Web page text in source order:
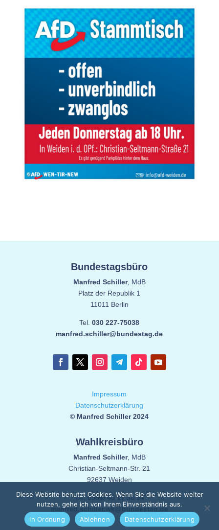
Bundestagsbüro
Manfred Schiller, MdB
Platz der Republik 1
11011 Berlin
Tel.030 227-75038
manfred.schiller@bundestag.de
Impressum
Datenschutzerklärung
© Manfred Schiller 2024
Wahlkreisbüro
Manfred Schiller, MdB
Christian-Seltmann-Str. 21
92637 Weiden
Tel. 0961/ 40 17 56 94
manfred.schiller.wk@bundestag.de
Diese Website benutzt Cookies. Wenn Sie die Website weiter
nutzen, gehe ich von Ihrem Einverständnis aus.
In Ordnung
Ablehnen Datenschutzerklärung